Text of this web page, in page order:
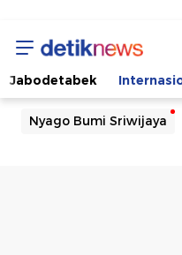
Jabodetabek
Nyago Bumi Sriwijaya